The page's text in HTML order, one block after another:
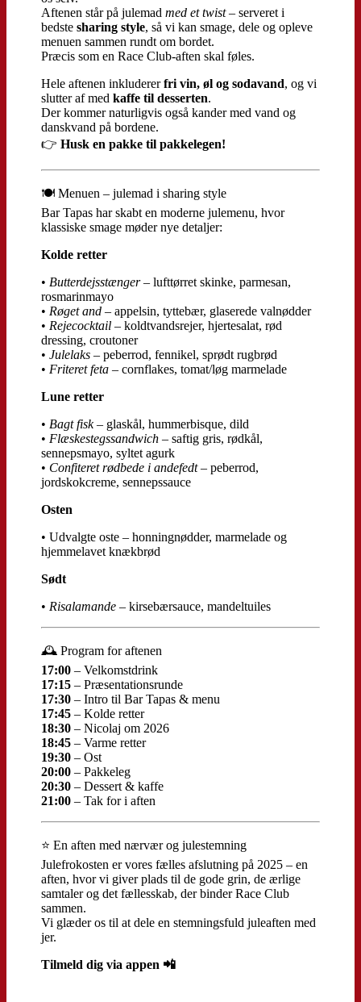
Aftenen står på julemadmed et twist– serveret i
bedstesharing style, så vi kan smage, dele og opleve
menuen sammen rundt om bordet.
Præcis som en Race Club-aften skal føles.
Hele aftenen inkludererfri vin, øl og sodavand, og vi
slutter af medkaffe til desserten.
Der kommer naturligvis også kander med vand og
danskvand på bordene.
👉Husk en pakke til pakkelegen!
🍽️ Menuen – julemad i sharing style
Bar Tapas har skabt en moderne julemenu, hvor
klassiske smage møder nye detaljer:
Kolde retter
• Butterdejsstænger– lufttørret skinke, parmesan,
rosmarinmayo
• Røget and – appelsin, tyttebær, glaserede valnødder
• Rejecocktail – koldtvandsrejer, hjertesalat, rød
dressing, croutoner
•Julelaks – peberrod, fennikel, sprødt rugbrød
• Friteret feta – cornflakes, tomat/løg marmelade
Lune retter
• Bagt fisk– glaskål, hummerbisque, dild
• Flæskestegssandwich – saftig gris, rødkål,
sennepsmayo, syltet agurk
• Confiteret rødbede i andefedt– peberrod,
jordskokcreme, sennepssauce
Osten
• Udvalgte oste – honningnødder, marmelade og
hjemmelavet knækbrød
Sødt
• Risalamande – kirsebærsauce, mandeltuiles
🕰️ Program for aftenen
17:00 – Velkomstdrink
17:15 – Præsentationsrunde
17:30 – Intro til Bar Tapas & menu
17:45 – Kolde retter
18:30 – Nicolaj om 2026
18:45 – Varme retter
19:30 – Ost
20:00 – Pakkeleg
20:30 – Dessert & kaffe
21:00 – Tak for i aften
⭐ En aften med nærvær og julestemning
Julefrokosten er vores fælles afslutning på 2025 – en
aften, hvor vi giver plads til de gode grin, de ærlige
samtaler og det fællesskab, der binder Race Club
sammen.
Vi glæder os til at dele en stemningsfuld juleaften med
jer.
Tilmeld dig via appen 📲